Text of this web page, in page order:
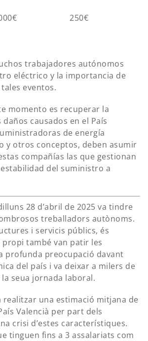
250€
trabajadores autónomos
eléctrico y la importancia de
eventos.
momento es recuperar la
causados en el País
de energía
y otros conceptos, deben asumir
compañías las que gestionan
del suministro a
28 d’abril de 2025 va tindre
treballadors autònoms.
i servicis públics, és
també van patir les
profunda preocupació davant
del país i va deixar a milers de
seua jornada laboral.
realitzar una estimació mitjana de
Valencià per part dels
crisi d’estes característiques.
tinguen fins a 3 assalariats com